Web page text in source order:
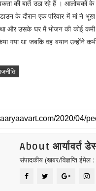
की बातें उठा रहे हैं ।
के दौरान एक परिवार में मां
और उसके घर में भोजन की कोई कमी
गया था जबकि वह बयान उन्होंने
About आर्यावर्त
संपादकीय (खबर/विज्ञप्ति